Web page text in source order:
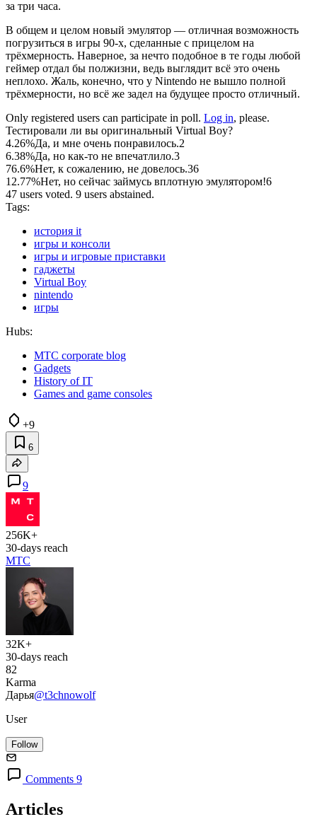
за три часа.
В общем и целом новый эмулятор — отличная возможность
погрузиться в игры 90-х, сделанные с прицелом на
трёхмерность. Наверное, за нечто подобное в те годы любой
геймер отдал бы полжизни, ведь выглядит всё это очень
неплохо. Жаль, конечно, что у Nintendo не вышло полной
трёхмерности, но всё же задел на будущее просто отличный.
Only registered users can participate in poll. Log in, please.
Тестировали ли вы оригинальный Virtual Boy?
4.26%Да, и мне очень понравилось.2
6.38%Да, но как-то не впечатлило.3
76.6%Нет, к сожалению, не довелось.36
12.77%Нет, но сейчас займусь вплотную эмулятором!6
47 users voted. 9 users abstained.
Tags:
история it
игры и консоли
игры и игровые приставки
гаджеты
Virtual Boy
nintendo
игры
Hubs:
МТС corporate blog
Gadgets
History of IT
Games and game consoles
+9
6
9
256K+
30-days reach
МТС
32K+
30-days reach
82
Karma
Дарья@t3chnowolf
User
Follow
Comments 9
Articles